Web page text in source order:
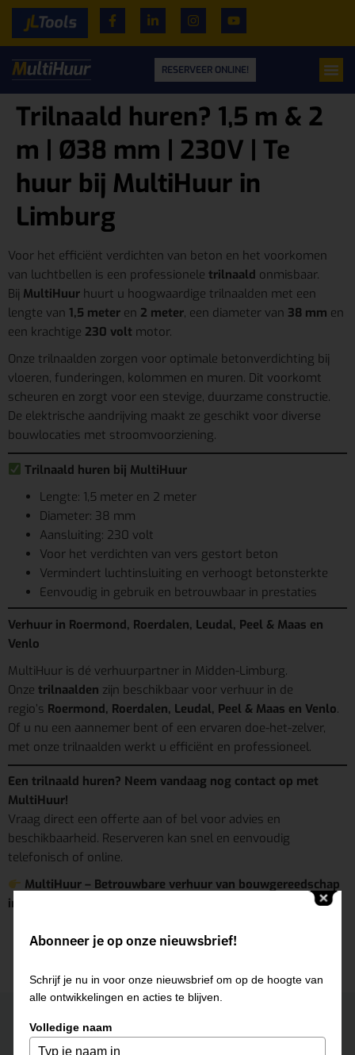
RESERVEER ONLINE!
Trilnaald huren? 1,5 m & 2
m | Ø38 mm | 230V | Te
huur bij MultiHuur in
Limburg
Voor het efficiënt verdichten van beton en het voorkomen
van luchtbellen is een professionele trilnaald onmisbaar.
Bij MultiHuur huurt u hoogwaardige trilnaalden met een
lengte van 1,5 meter en 2 meter, een diameter van 38 mm en
een krachtige 230 volt motor.
Onze trilnaalden zorgen voor optimale betonverdichting bij
vloeren, funderingen, kolommen en muren. Dit voorkomt
scheuren en zorgt voor een stevige, duurzame constructie.
De elektrische aandrijving maakt ze geschikt voor diverse
bouwlocaties met stroomvoorziening.
Trilnaald huren bij MultiHuur
Lengte: 1,5 meter en 2 meter
Diameter: 38 mm
Aansluiting: 230 volt
Voor het verdichten van vers gestort beton
Vermindert luchtinsluiting en verhoogt betonsterkte
Eenvoudig in gebruik en betrouwbaar in prestaties
Verhuur in Roermond, Roerdalen, Leudal, Peel & Maas en
Venlo
MultiHuur is dé verhuurpartner in Midden-Limburg.
Onze trilnaalden zijn beschikbaar voor verhuur in de
regio’s Roermond, Roerdalen, Leudal, Peel & Maas en Venlo.
Of u nu een aannemer bent of een ervaren doe-het-zelver,
met onze trilnaalden werkt u efficiënt en professioneel.
Een trilnaald huren? Neem vandaag nog contact op met
MultiHuur!
Vraag direct een offerte aan of bel voor advies en
beschikbaarheid. Reserveren kan snel en eenvoudig
telefonisch of online.
MultiHuur – Betrouwbare verhuur van bouwgereedschap
in uw regio.
Neem contact op
ROERMOND
Abonneer je op onze nieuwsbrief!
Schrijf je nu in voor onze nieuwsbrief om op de hoogte van
alle ontwikkelingen en acties te blijven.
Volledige naam